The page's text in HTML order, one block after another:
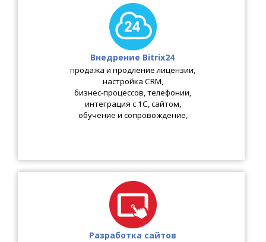
Внедрение Bitrix24
продажа и продление лицензии,
настройка CRM,
бизнес-процессов,телефонии,
интеграция с 1С,сайтом,
обучение и сопровождение,
Разработка сайтов